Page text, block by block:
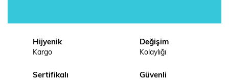
Hijyenik
Kargo
Değişim
Kolaylığı
Sertifikalı
Güvenli